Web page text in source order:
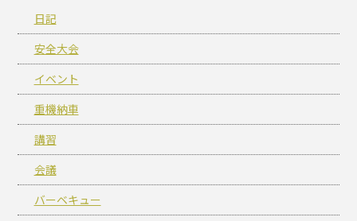
日記
安全大会
イベント
重機納車
講習
会議
バーベキュー